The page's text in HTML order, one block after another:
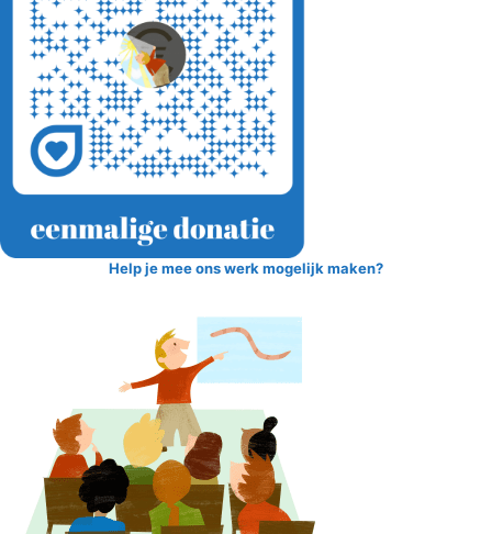
Help je mee ons werk mogelijk maken?